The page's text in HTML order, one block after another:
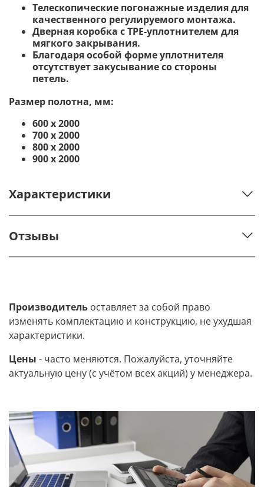
Телескопические погонажные изделия для
качественного регулируемого монтажа.
Дверная коробка с TPE-уплотнителем для
мягкого закрывания.
Благодаря особой форме уплотнителя
отсутствует закусывание со стороны
петель.
Размер полотна, мм:
600 х 2000
700 х 2000
800 х 2000
900 х 2000
Характеристики
Отзывы
Производитель оставляет за собой право
изменять комплектацию и конструкцию, не ухудшая
характеристики.
Цены - часто меняются. Пожалуйста, уточняйте
актуальную цену (с учётом всех акций) у менеджера.